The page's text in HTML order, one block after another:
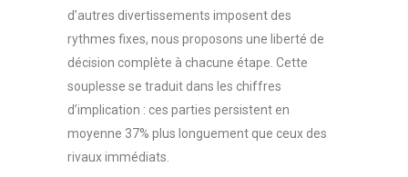
d’autres divertissements imposent des
rythmes fixes, nous proposons une liberté de
décision complète à chacune étape. Cette
souplesse se traduit dans les chiffres
d’implication : ces parties persistent en
moyenne 37% plus longuement que ceux des
rivaux immédiats.